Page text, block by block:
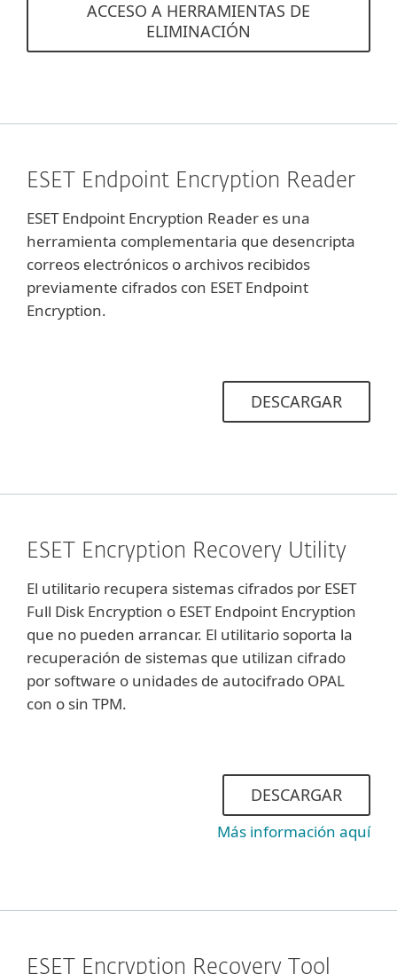
ACCESO A HERRAMIENTAS DE
ELIMINACIÓN
ESET Endpoint Encryption Reader
ESET Endpoint Encryption Reader es una
herramienta complementaria que desencripta
correos electrónicos o archivos recibidos
previamente cifrados con ESET Endpoint
Encryption.
DESCARGAR
ESET Encryption Recovery Utility
El utilitario recupera sistemas cifrados por ESET
Full Disk Encryption o ESET Endpoint Encryption
que no pueden arrancar. El utilitario soporta la
recuperación de sistemas que utilizan cifrado
por software o unidades de autocifrado OPAL
con o sin TPM.
DESCARGAR
Más información aquí
ESET Encryption Recovery Tool